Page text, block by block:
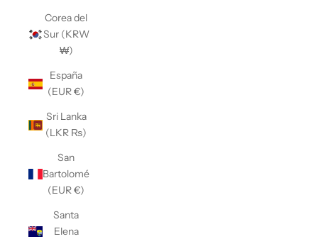
Corea del
Sur (KRW
₩)
España
(EUR €)
Sri Lanka
(LKR ₨)
San
Bartolomé
(EUR €)
Santa
Elena